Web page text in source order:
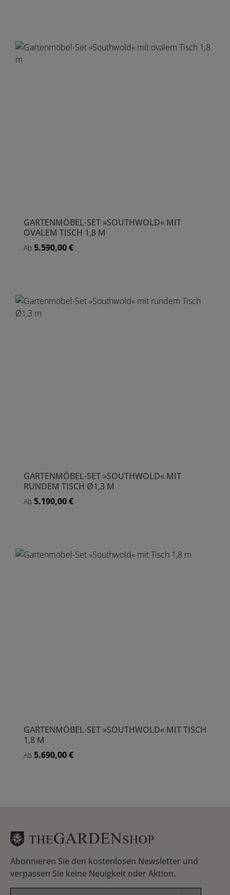
GARTENMÖBEL-SET »SOUTHWOLD« MIT
OVALEM TISCH 1,8 M
Regulärer Preis:
Ab 5.590,00 €
GARTENMÖBEL-SET »SOUTHWOLD« MIT
RUNDEM TISCH Ø1,3 M
Regulärer Preis:
Ab 5.190,00 €
GARTENMÖBEL-SET »SOUTHWOLD« MIT TISCH
1,8 M
Regulärer Preis:
Ab 5.690,00 €
Abonnieren Sie den kostenlosen Newsletter und
verpassen Sie keine Neuigkeit oder Aktion.